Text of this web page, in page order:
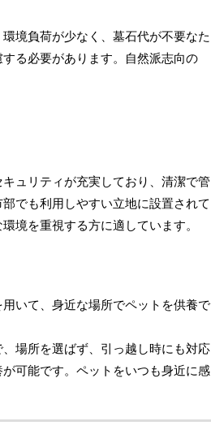
境負荷が少なく、墓石代が不要なた
る必要があります。自然派志向の
ュリティが充実しており、清潔で管
でも利用しやすい立地に設置されて
境を重視する方に適しています。
いて、身近な場所でペットを供養で
場所を選ばず、引っ越し時にも対応
可能です。ペットをいつも身近に感